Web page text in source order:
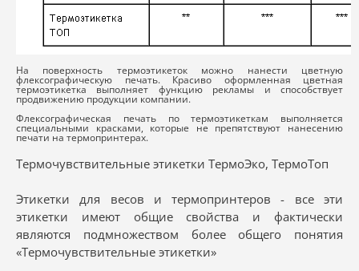
На поверхность термоэтикеток можно нанести цветную
флексографическую печать. Красиво оформленная цветная
термоэтикетка выполняет функцию рекламы и способствует
продвижению продукции компании.
Флексографическая печать по термоэтикеткам выполняется
специальными красками, которые не препятствуют нанесению
печати на термопринтерах.
Термочувствительные этикетки ТермоЭко, ТермоТоп
Этикетки для весов и термопринтеров - все эти
этикетки имеют общие свойства и фактически
являются подмножеством более общего понятия
«Термочувствительные этикетки»